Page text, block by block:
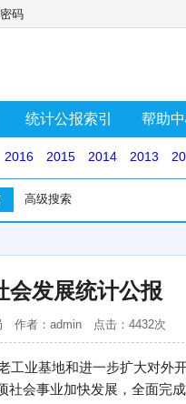
码
统计公报索引 帮助
2016 2015 2014 2013
高级搜索
会发展统计公报
作者：admin 点击：4432次
业基地和进一步扩大对外
会事业加快发展，全面完